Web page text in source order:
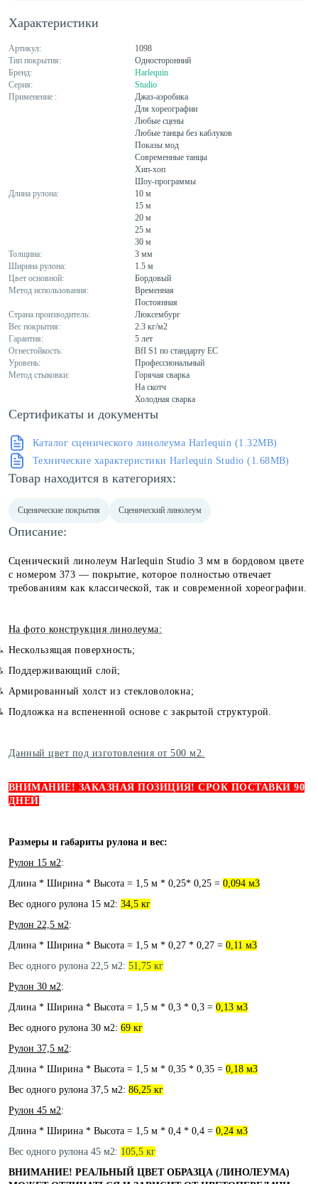
Характеристики
Артикул:
1098
Тип покрытия:
Односторонний
Бренд:
Harlequin
Серия:
Studio
Применение :
Джаз-аэробика
Для хореографии
Любые сцены
Любые танцы без каблуков
Показы мод
Современные танцы
Хип-хоп
Шоу-программы
Длина рулона:
10 м
15 м
20 м
25 м
30 м
Толщина:
3 мм
Ширина рулона:
1.5 м
Цвет основной:
Бордовый
Метод использования:
Временная
Постоянная
Страна производитель:
Люксембург
Вес покрытия:
2.3 кг/м2
Гарантия:
5 лет
Огнестойкость:
BfI S1 по стандарту ЕС
Уровень:
Профессиональный
Метод стыковки:
Горячая сварка
На скотч
Холодная сварка
Сертификаты и документы
Каталог сценического линолеума Harlequin (1.32MB)
Технические характеристики Harlequin Studio (1.68MB)
Товар находится в категориях:
Сценические покрытия Сценический линолеум
Описание:
Сценический линолеум Harlequin Studio 3 мм в бордовом цвете
с номером 373 — покрытие, которое полностью отвечает
требованиям как классической, так и современной хореографии.
На фото конструкция линолеума:
Нескользящая поверхность;
Поддерживающий слой;
Армированный холст из стекловолокна;
Подложка на вспененной основе с закрытой структурой.
Данный цвет под изготовления от 500 м2.
ВНИМАНИЕ! ЗАКАЗНАЯ ПОЗИЦИЯ! СРОК ПОСТАВКИ 90
ДНЕЙ
Размеры и габариты рулона и вес:
Рулон 15 м2:
Длина * Ширина * Высота = 1,5 м * 0,25* 0,25 = 0,094 м3
Вес одного рулона 15 м2: 34,5 кг
Рулон 22,5 м2:
Длина * Ширина * Высота = 1,5 м * 0,27 * 0,27 = 0,11 м3
Вес одного рулона 22,5 м2: 51,75 кг
Рулон 30 м2:
Длина * Ширина * Высота = 1,5 м * 0,3 * 0,3 = 0,13 м3
Вес одного рулона 30 м2: 69 кг
Рулон 37,5 м2:
Длина * Ширина * Высота = 1,5 м * 0,35 * 0,35 = 0,18 м3
Вес одного рулона 37,5 м2: 86,25 кг
Рулон 45 м2:
Длина * Ширина * Высота = 1,5 м * 0,4 * 0,4 = 0,24 м3
Вес одного рулона 45 м2: 105,5 кг
ВНИМАНИЕ! РЕАЛЬНЫЙ ЦВЕТ ОБРАЗЦА (ЛИНОЛЕУМА)